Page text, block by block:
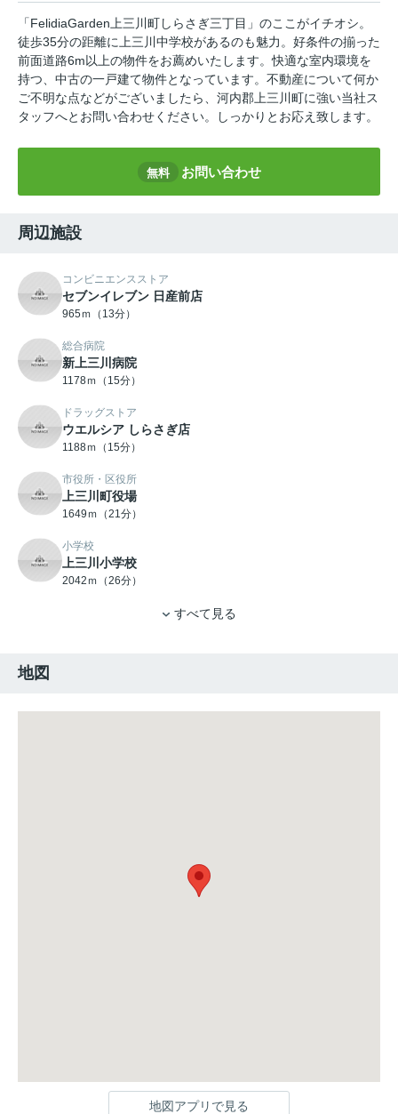
「FelidiaGarden上三川町しらさぎ三丁目」のここがイチオシ。
徒歩35分の距離に上三川中学校があるのも魅力。好条件の揃った
前面道路6m以上の物件をお薦めいたします。快適な室内環境を
持つ、中古の一戸建て物件となっています。不動産について何か
ご不明な点などがございましたら、河内郡上三川町に強い当社ス
タッフへとお問い合わせください。しっかりとお応え致します。
無料 お問い合わせ
周辺施設
コンビニエンスストア
セブンイレブン 日産前店
965ｍ（13分）
総合病院
新上三川病院
1178ｍ（15分）
ドラッグストア
ウエルシア しらさぎ店
1188ｍ（15分）
市役所・区役所
上三川町役場
1649ｍ（21分）
小学校
上三川小学校
2042ｍ（26分）
すべて見る
地図
地図アプリで見る